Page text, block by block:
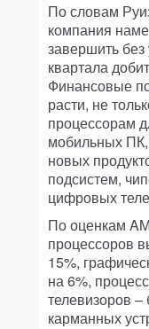
По словам
компания
завершить без
квартала
Финансовые
расти, не
процессорам
мобильных ПК,
новых
подсистем,
цифровых
По оценкам
процессоров
15%,
на 6%,
телевизоров
карманных